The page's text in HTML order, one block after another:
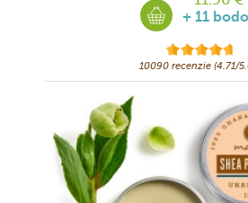
+ 11
10090 recenzie (4.71/